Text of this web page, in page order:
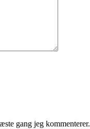
gang jeg kommenterer.